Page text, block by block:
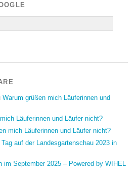
Warum grüßen mich Läuferinnen und
Läuferinnen und Läufer nicht?
mich Läuferinnen und Läufer nicht?
Tag auf der Landesgartenschau 2023 in
im September 2025 – Powered by WIHEL